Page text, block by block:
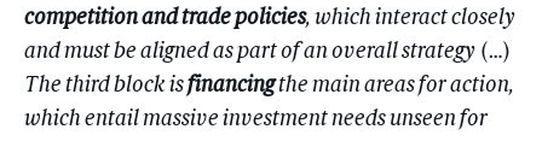
competition and trade policies, which interact closely
and must be aligned as part of an overall strategy (…)
The third block isfinancingthe main areas for action,
which entail massive investment needs unseen for